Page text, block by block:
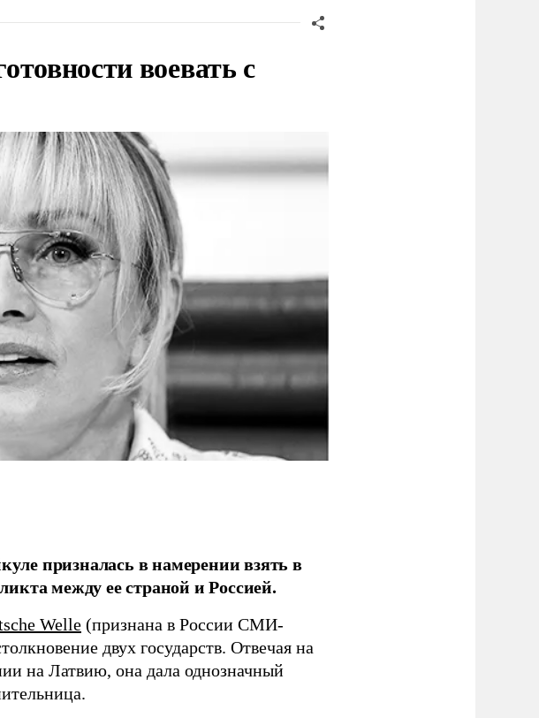
воевать с
призналась в намерении взять в
между ее страной и Россией.
Welle (признана в России СМИ-
двух государств. Отвечая на
на Латвию, она дала однозначный